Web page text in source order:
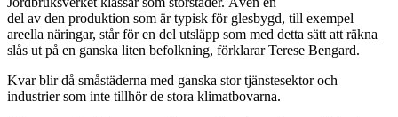
del av den produktion som är typisk för glesbygd, till exempel
areella näringar, står för en del utsläpp som med detta sätt att räkna
slås ut på en ganska liten befolkning, förklarar Terese Bengard.
Kvar blir då småstäderna med ganska stor tjänstesektor och
industrier som inte tillhör de stora klimatbovarna.